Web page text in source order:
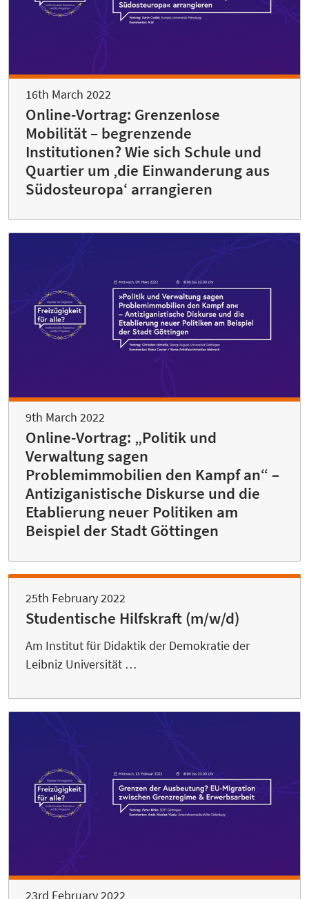
16th March 2022
Online-Vortrag: Grenzenlose
Mobilität – begrenzende
Institutionen? Wie sich Schule und
Quartier um ‚die Einwanderung aus
Südosteuropa‘ arrangieren
9th March 2022
Online-Vortrag: „Politik und
Verwaltung sagen
Problemimmobilien den Kampf an“ –
Antiziganistische Diskurse und die
Etablierung neuer Politiken am
Beispiel der Stadt Göttingen
25th February 2022
Studentische Hilfskraft (m/w/d)
Am Institut für Didaktik der Demokratie der
Leibniz Universität …
23rd February 2022